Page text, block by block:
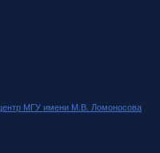
МГУ имени М.В. Ломоносова